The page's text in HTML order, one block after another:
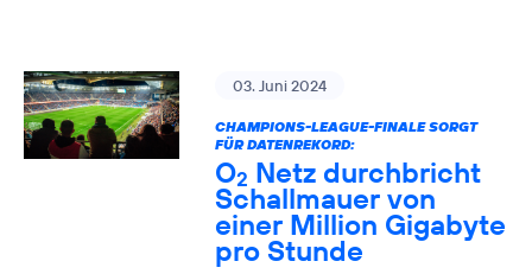
03. Juni 2024
CHAMPIONS-LEAGUE-FINALE SORGT
FÜR DATENREKORD:
O2 Netz durchbricht
Schallmauer von
einer Million Gigabyte
pro Stunde